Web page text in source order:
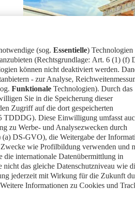
ab 25% bis 50% bei mehr
alle öffentlichen
WelcomeCard
und